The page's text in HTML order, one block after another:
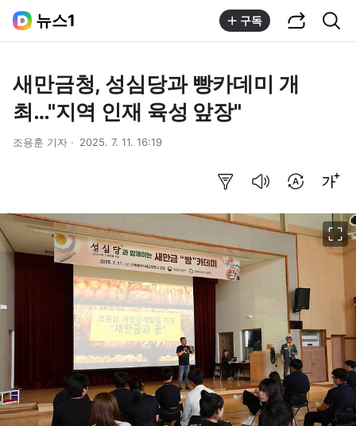
뉴스1 구독
새만금청, 성심당과 빵카데미 개
최…"지역 인재 육성 앞장"
조용훈 기자 2025. 7. 11. 16:19